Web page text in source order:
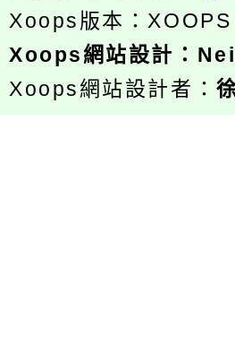
Xoops版本：
Xoops網站設計 ：
Xoops網站設計者：